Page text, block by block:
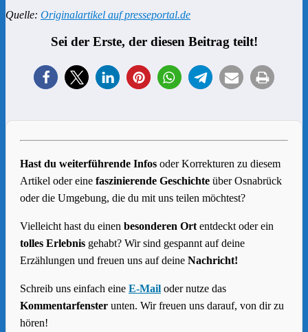
Quelle: Originalartikel auf presseportal.de
Sei der Erste, der diesen Beitrag teilt!
Hast du weiterführende Infos oder Korrekturen zu diesem
Artikel oder eine faszinierende Geschichte über Osnabrück
oder die Umgebung, die du mit uns teilen möchtest?
Vielleicht hast du einen besonderen Ort entdeckt oder ein
tolles Erlebnis gehabt? Wir sind gespannt auf deine
Erzählungen und freuen uns auf deine Nachricht!
Schreib uns einfach eine E-Mail oder nutze das
Kommentarfenster unten. Wir freuen uns darauf, von dir zu
hören!